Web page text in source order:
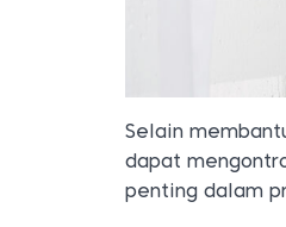
Selain
dapat
penting dalam